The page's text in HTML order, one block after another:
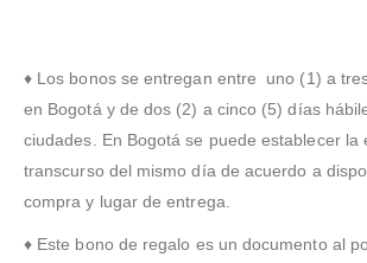
♦ Los bonos se entregan entre uno (1) a
en Bogotá y de dos (2) a cinco (5) días
ciudades. En Bogotá se puede establecer la
transcurso del mismo día de acuerdo a
compra y lugar de entrega.
♦ Este bono de regalo es un documento al